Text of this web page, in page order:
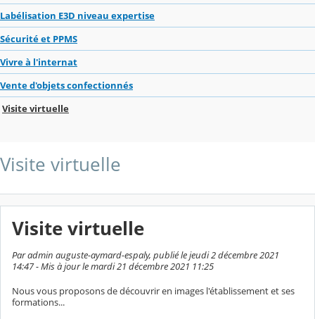
Labélisation E3D niveau expertise
Sécurité et PPMS
Vivre à l'internat
Vente d'objets confectionnés
Visite virtuelle
Visite virtuelle
Visite virtuelle
Par admin auguste-aymard-espaly, publié le jeudi 2 décembre 2021
14:47 - Mis à jour le mardi 21 décembre 2021 11:25
Nous vous proposons de découvrir en images l'établissement et ses
formations...